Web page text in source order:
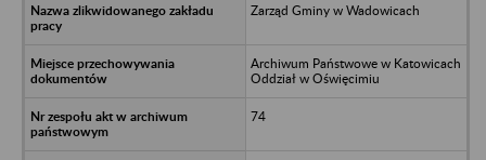
Zarząd Gminy w Wadowicach
Archiwum Państwowe w Katowicach
Oddział w Oświęcimiu
74